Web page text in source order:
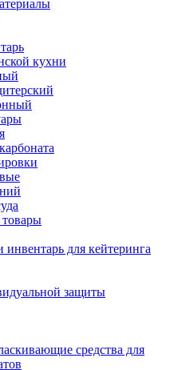
кухни
для кейтеринга
защиты
средства для